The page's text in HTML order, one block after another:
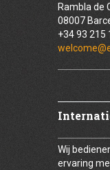
Rambla de
08007
+34 93 215
Wij
ervaring